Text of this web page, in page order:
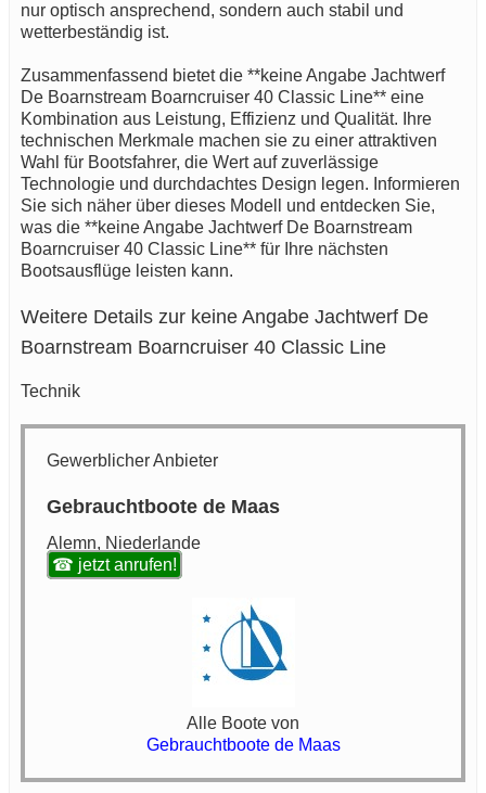
nur optisch ansprechend, sondern auch stabil und
wetterbeständig ist.
Zusammenfassend bietet die **keine Angabe Jachtwerf
De Boarnstream Boarncruiser 40 Classic Line** eine
Kombination aus Leistung, Effizienz und Qualität. Ihre
technischen Merkmale machen sie zu einer attraktiven
Wahl für Bootsfahrer, die Wert auf zuverlässige
Technologie und durchdachtes Design legen. Informieren
Sie sich näher über dieses Modell und entdecken Sie,
was die **keine Angabe Jachtwerf De Boarnstream
Boarncruiser 40 Classic Line** für Ihre nächsten
Bootsausflüge leisten kann.
Weitere Details zur keine Angabe Jachtwerf De
Boarnstream Boarncruiser 40 Classic Line
Technik
Gewerblicher Anbieter
Gebrauchtboote de Maas
Alemn, Niederlande
☎ jetzt anrufen!
Alle Boote von
Gebrauchtboote de Maas